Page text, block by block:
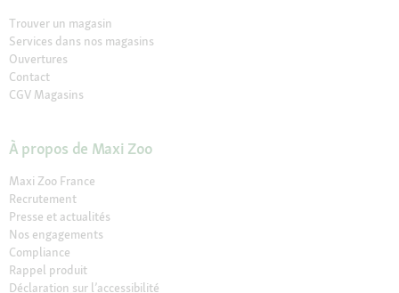
Trouver un magasin
Services dans nos magasins
Ouvertures
Contact
CGV Magasins
À propos de Maxi Zoo
Maxi Zoo France
Recrutement
Presse et actualités
Nos engagements
Compliance
Rappel produit
Déclaration sur l’accessibilité